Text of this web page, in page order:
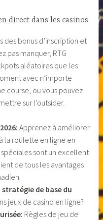
direct dans les casinos
des bonus d’inscription et
pas manquer, RTG
aléatoires que les
avec n’importe
course, ou vous pouvez
sur l’outsider.
Apprenez à améliorer
la roulette en ligne en
sont un excellent
de tous les avantages
de base du
jeux de casino en ligne?
Règles de jeu de